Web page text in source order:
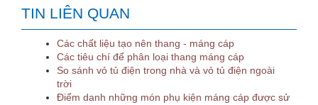
TIN LIÊN QUAN
Các chất liệu tạo nên thang - máng cáp
Các tiêu chí để phân loại thang máng cáp
So sánh vỏ tủ điện trong nhà và vỏ tủ điện ngoài
trời
Điểm danh những món phụ kiện máng cáp được sử